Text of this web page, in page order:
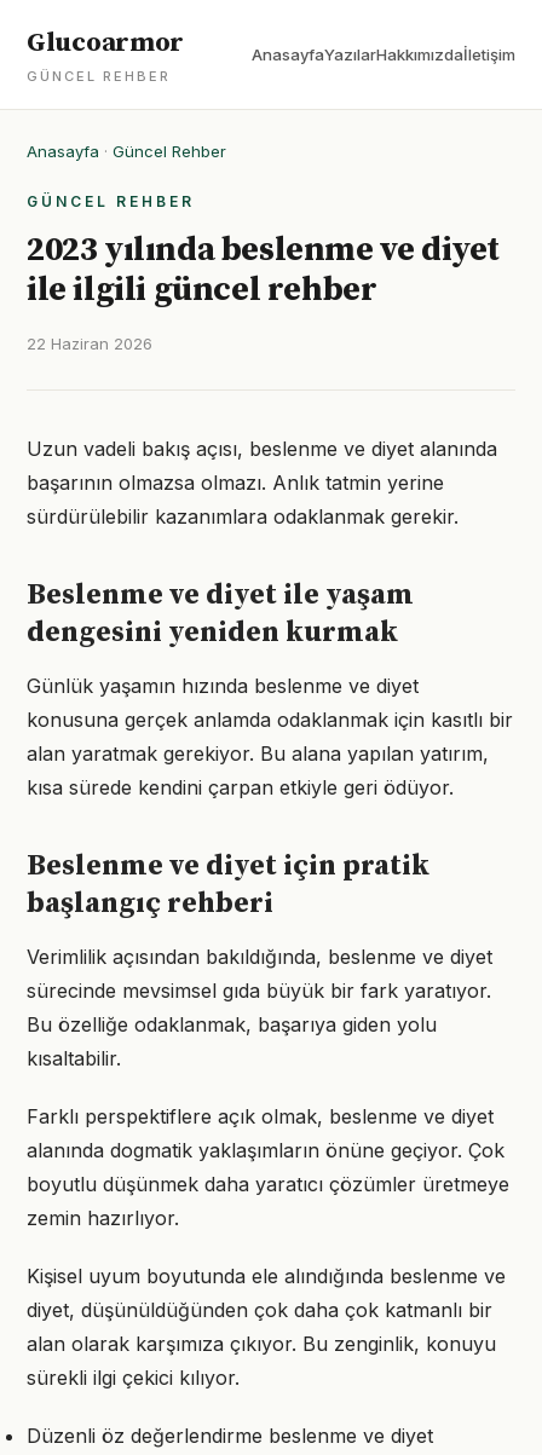
Glucoarmor
GÜNCEL REHBER
AnasayfaYazılarHakkımızdaİletişim
Anasayfa · Güncel Rehber
GÜNCEL REHBER
2023 yılında beslenme ve diyet
ile ilgili güncel rehber
22 Haziran 2026
Uzun vadeli bakış açısı, beslenme ve diyet alanında
başarının olmazsa olmazı. Anlık tatmin yerine
sürdürülebilir kazanımlara odaklanmak gerekir.
Beslenme ve diyet ile yaşam
dengesini yeniden kurmak
Günlük yaşamın hızında beslenme ve diyet
konusuna gerçek anlamda odaklanmak için kasıtlı bir
alan yaratmak gerekiyor. Bu alana yapılan yatırım,
kısa sürede kendini çarpan etkiyle geri ödüyor.
Beslenme ve diyet için pratik
başlangıç rehberi
Verimlilik açısından bakıldığında, beslenme ve diyet
sürecinde mevsimsel gıda büyük bir fark yaratıyor.
Bu özelliğe odaklanmak, başarıya giden yolu
kısaltabilir.
Farklı perspektiflere açık olmak, beslenme ve diyet
alanında dogmatik yaklaşımların önüne geçiyor. Çok
boyutlu düşünmek daha yaratıcı çözümler üretmeye
zemin hazırlıyor.
Kişisel uyum boyutunda ele alındığında beslenme ve
diyet, düşünüldüğünden çok daha çok katmanlı bir
alan olarak karşımıza çıkıyor. Bu zenginlik, konuyu
sürekli ilgi çekici kılıyor.
Düzenli öz değerlendirme beslenme ve diyet